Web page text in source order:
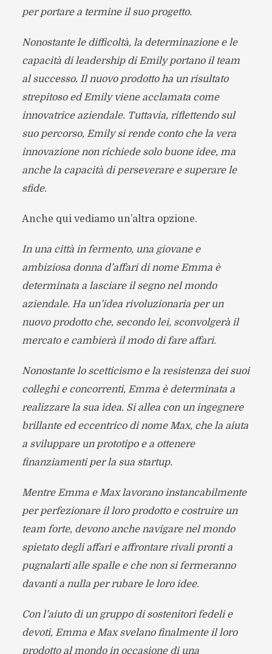
per portare a termine il suo progetto.
Nonostante le difficoltà, la determinazione e le
capacità di leadership di Emily portano il team
al successo. Il nuovo prodotto ha un risultato
strepitoso ed Emily viene acclamata come
innovatrice aziendale. Tuttavia, riflettendo sul
suo percorso, Emily si rende conto che la vera
innovazione non richiede solo buone idee, ma
anche la capacità di perseverare e superare le
sfide.
Anche qui vediamo un’altra opzione.
In una città in fermento, una giovane e
ambiziosa donna d’affari di nome Emma è
determinata a lasciare il segno nel mondo
aziendale. Ha un’idea rivoluzionaria per un
nuovo prodotto che, secondo lei, sconvolgerà il
mercato e cambierà il modo di fare affari.
Nonostante lo scetticismo e la resistenza dei suoi
colleghi e concorrenti, Emma è determinata a
realizzare la sua idea. Si allea con un ingegnere
brillante ed eccentrico di nome Max, che la aiuta
a sviluppare un prototipo e a ottenere
finanziamenti per la sua startup.
Mentre Emma e Max lavorano instancabilmente
per perfezionare il loro prodotto e costruire un
team forte, devono anche navigare nel mondo
spietato degli affari e affrontare rivali pronti a
pugnalarti alle spalle e che non si fermeranno
davanti a nulla per rubare le loro idee.
Con l’aiuto di un gruppo di sostenitori fedeli e
devoti, Emma e Max svelano finalmente il loro
prodotto al mondo in occasione di una